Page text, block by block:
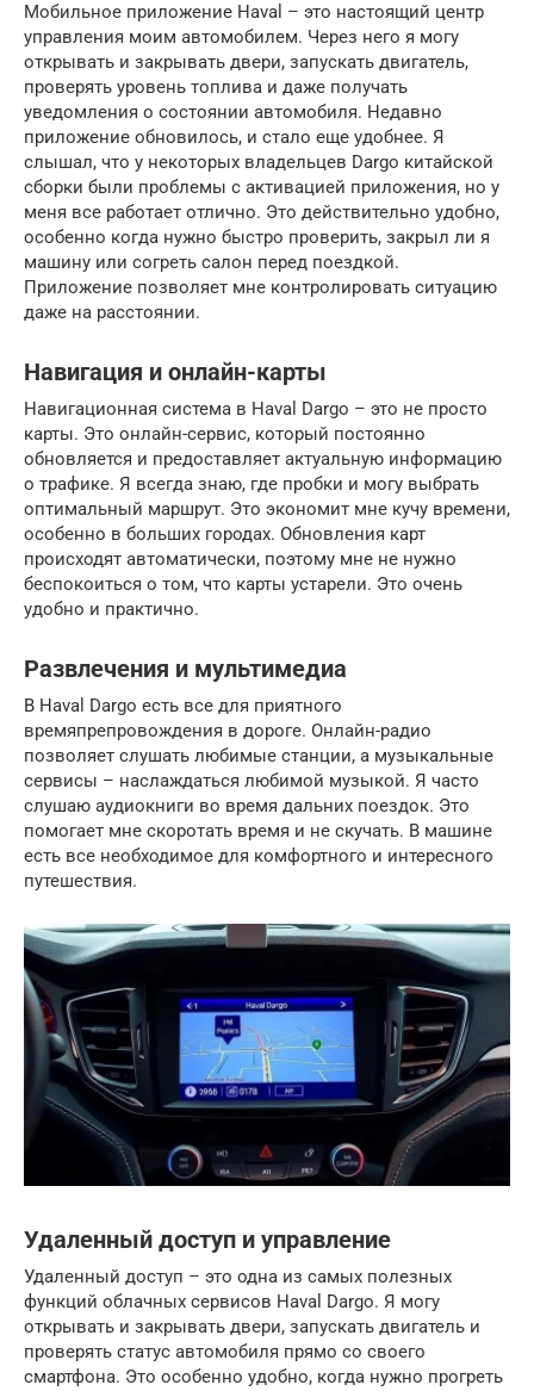
Мобильное приложение Haval – это настоящий центр
управления моим автомобилем. Через него я могу
открывать и закрывать двери, запускать двигатель,
проверять уровень топлива и даже получать
уведомления о состоянии автомобиля. Недавно
приложение обновилось, и стало еще удобнее. Я
слышал, что у некоторых владельцев Dargo китайской
сборки были проблемы с активацией приложения, но у
меня все работает отлично. Это действительно удобно,
особенно когда нужно быстро проверить, закрыл ли я
машину или согреть салон перед поездкой.
Приложение позволяет мне контролировать ситуацию
даже на расстоянии.
Навигация и онлайн-карты
Навигационная система в Haval Dargo – это не просто
карты. Это онлайн-сервис, который постоянно
обновляется и предоставляет актуальную информацию
о трафике. Я всегда знаю, где пробки и могу выбрать
оптимальный маршрут. Это экономит мне кучу времени,
особенно в больших городах. Обновления карт
происходят автоматически, поэтому мне не нужно
беспокоиться о том, что карты устарели. Это очень
удобно и практично.
Развлечения и мультимедиа
В Haval Dargo есть все для приятного
времяпрепровождения в дороге. Онлайн-радио
позволяет слушать любимые станции, а музыкальные
сервисы – наслаждаться любимой музыкой. Я часто
слушаю аудиокниги во время дальних поездок. Это
помогает мне скоротать время и не скучать. В машине
есть все необходимое для комфортного и интересного
путешествия.
Удаленный доступ и управление
Удаленный доступ – это одна из самых полезных
функций облачных сервисов Haval Dargo. Я могу
открывать и закрывать двери, запускать двигатель и
проверять статус автомобиля прямо со своего
смартфона. Это особенно удобно, когда нужно прогреть